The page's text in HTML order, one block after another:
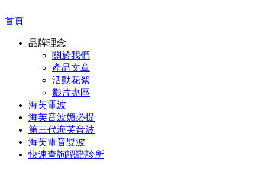
首頁
品牌理念
關於我們
產品文章
活動花絮
影片專區
海芙電波
海芙音波媚必提
第三代海芙音波
海芙電音雙波
快速查詢認證診所